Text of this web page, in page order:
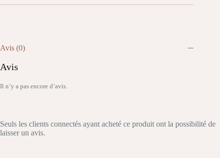
Avis (0)
Avis
Il n’y a pas encore d’avis.
Seuls les clients connectés ayant acheté ce produit ont la possibilité de
laisser un avis.